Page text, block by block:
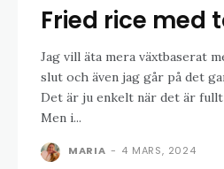
Fried rice med
Jag vill äta mera växtbaserat
slut och även jag går på det
Det är ju enkelt när det är
Men i...
MARIA - 4 MARS, 2024